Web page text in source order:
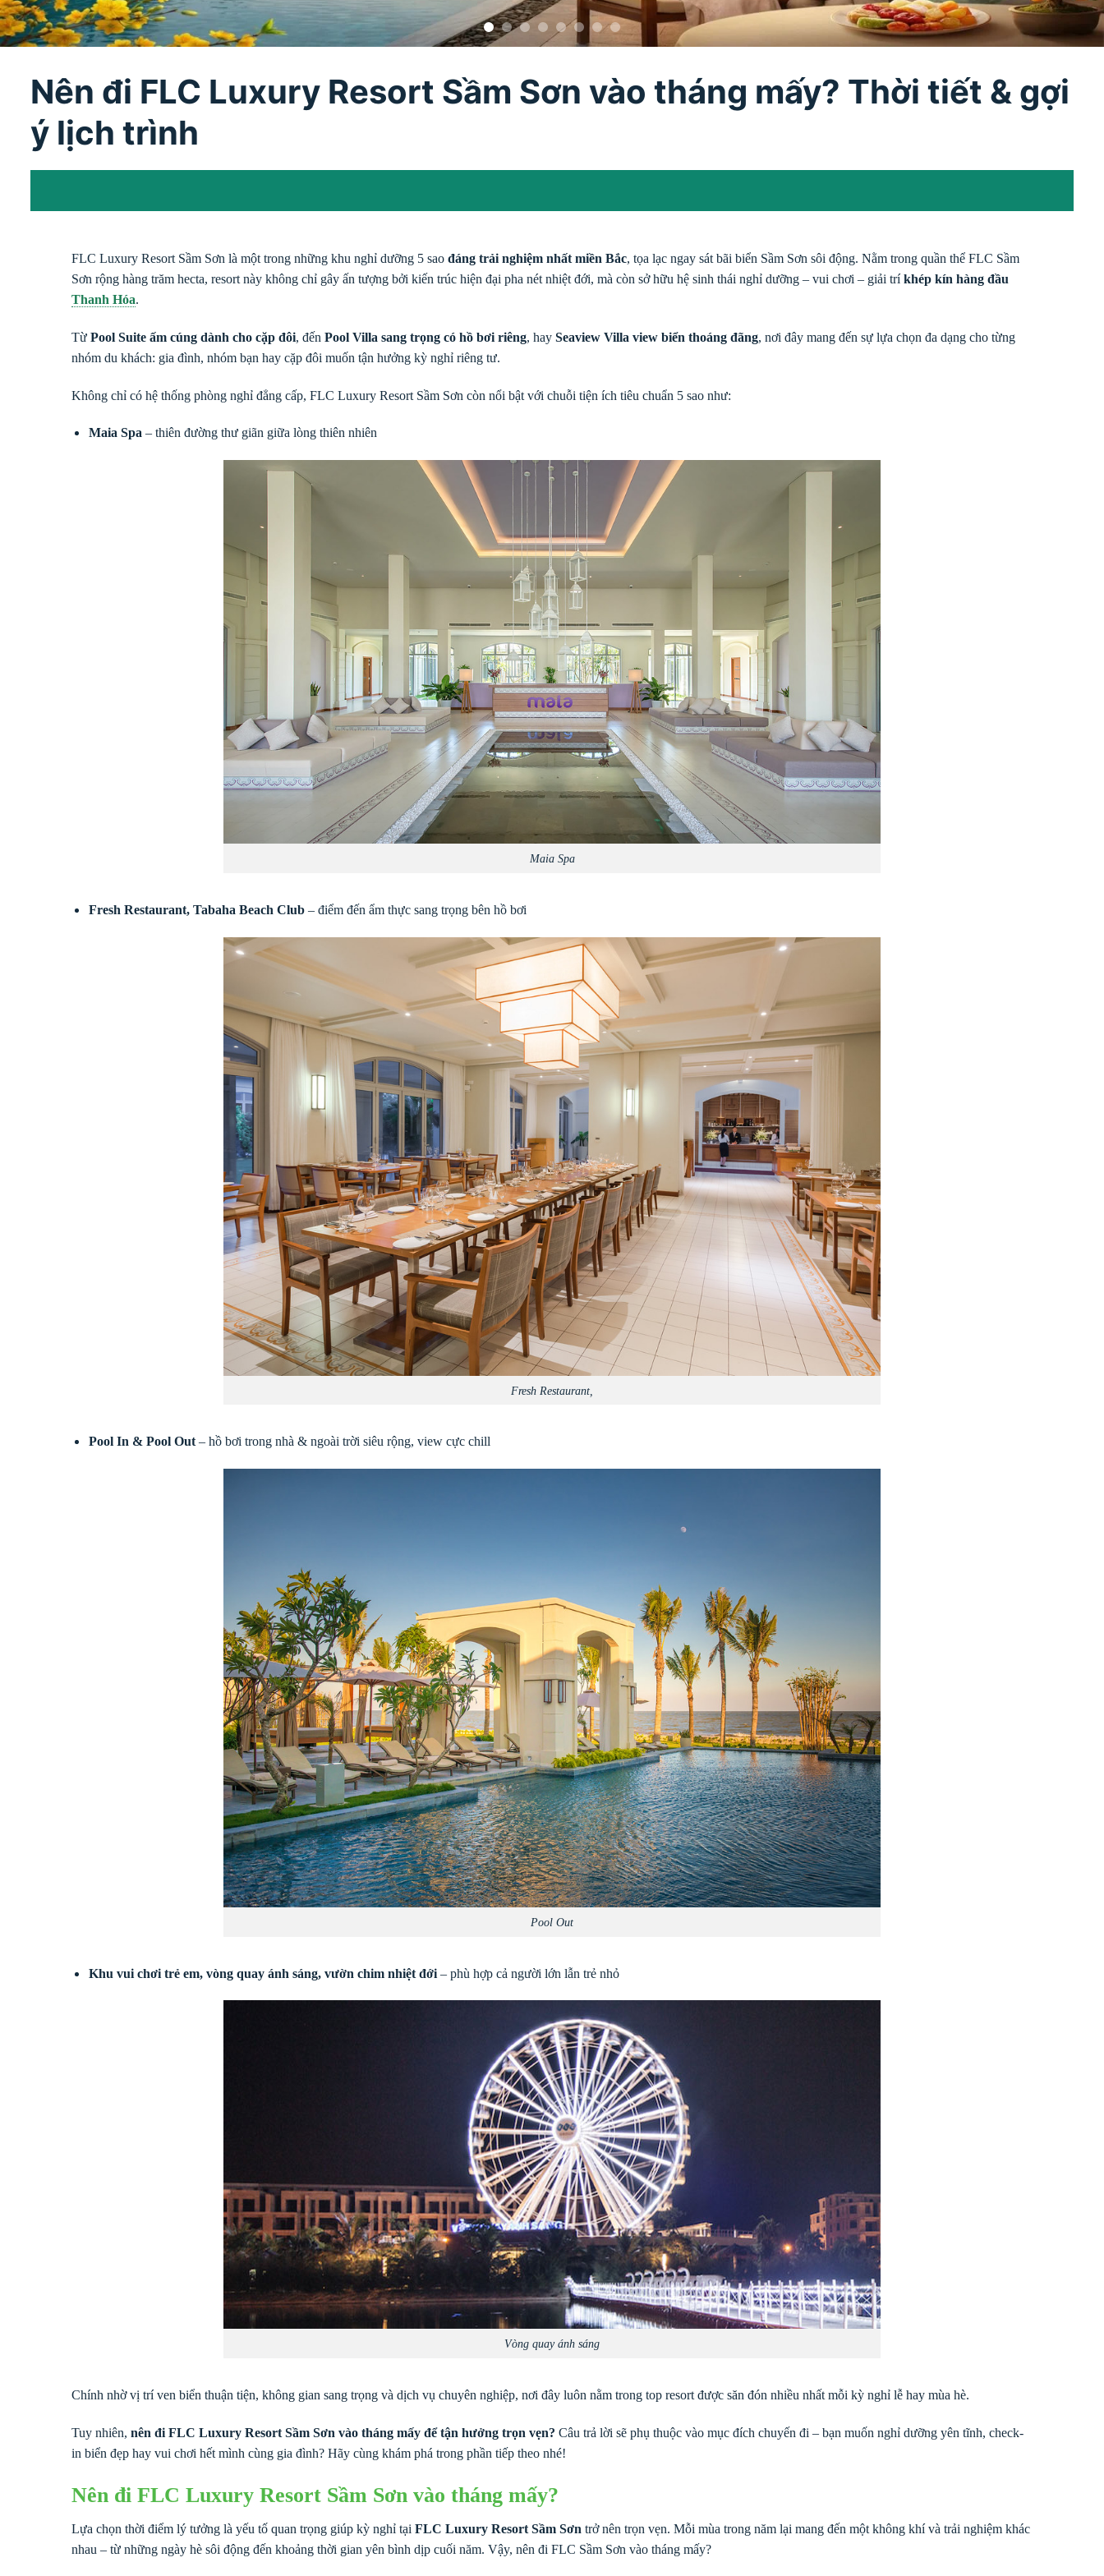
Nên đi FLC Luxury Resort Sầm Sơn vào tháng mấy? Thời tiết & gợi
ý lịch trình
FLC Luxury Resort Sầm Sơn là một trong những khu nghỉ dưỡng 5 sao đáng trải nghiệm nhất miền Bắc, tọa lạc ngay sát bãi biển Sầm Sơn sôi động. Nằm trong quần thể FLC Sầm
Sơn rộng hàng trăm hecta, resort này không chỉ gây ấn tượng bởi kiến trúc hiện đại pha nét nhiệt đới, mà còn sở hữu hệ sinh thái nghỉ dưỡng – vui chơi – giải tríkhép kín hàng đầu
Thanh Hóa.
Từ Pool Suite ấm cúng dành cho cặp đôi, đến Pool Villa sang trọng có hồ bơi riêng, hay Seaview Villa view biển thoáng đãng, nơi đây mang đến sự lựa chọn đa dạng cho từng
nhóm du khách: gia đình, nhóm bạn hay cặp đôi muốn tận hưởng kỳ nghỉ riêng tư.
Không chỉ có hệ thống phòng nghỉ đẳng cấp, FLC Luxury Resort Sầm Sơn còn nổi bật với chuỗi tiện ích tiêu chuẩn 5 sao như:
Maia Spa – thiên đường thư giãn giữa lòng thiên nhiên
Maia Spa
Fresh Restaurant, Tabaha Beach Club– điểm đến ẩm thực sang trọng bên hồ bơi
Fresh Restaurant,
Pool In & Pool Out– hồ bơi trong nhà & ngoài trời siêu rộng, view cực chill
Pool Out
Khu vui chơi trẻ em, vòng quay ánh sáng, vườn chim nhiệt đới– phù hợp cả người lớn lẫn trẻ nhỏ
Vòng quay ánh sáng
Chính nhờ vị trí ven biển thuận tiện, không gian sang trọng và dịch vụ chuyên nghiệp, nơi đây luôn nằm trong top resort được săn đón nhiều nhất mỗi kỳ nghỉ lễ hay mùa hè.
Tuy nhiên, nên đi FLC Luxury Resort Sầm Sơn vào tháng mấy để tận hưởng trọn vẹn? Câu trả lời sẽ phụ thuộc vào mục đích chuyến đi – bạn muốn nghỉ dưỡng yên tĩnh, check-
in biển đẹp hay vui chơi hết mình cùng gia đình? Hãy cùng khám phá trong phần tiếp theo nhé!
Nên đi FLC Luxury Resort Sầm Sơn vào tháng mấy?
Lựa chọn thời điểm lý tưởng là yếu tố quan trọng giúp kỳ nghỉ tại FLC Luxury Resort Sầm Sơn trở nên trọn vẹn. Mỗi mùa trong năm lại mang đến một không khí và trải nghiệm khác
nhau – từ những ngày hè sôi động đến khoảng thời gian yên bình dịp cuối năm. Vậy, nên đi FLC Sầm Sơn vào tháng mấy?